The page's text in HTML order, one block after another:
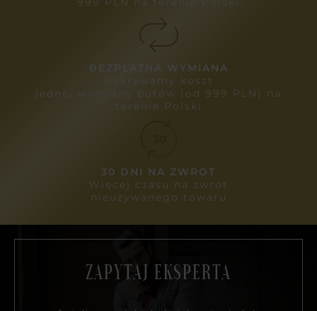
BEZPŁATNA WYMIANA
Pokrywamy koszt
jednej wymiany butów (od 999 PLN) na
terenie Polski
30 DNI NA ZWROT
Więcej czasu na zwrot
nieużywanego towaru
ZAPYTAJ EKSPERTA